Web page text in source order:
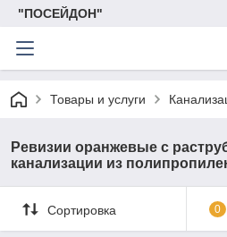
"ПОСЕЙДОН"
Товары и услуги
Ревизии оранжевые с
канализации из
Сортировка 0